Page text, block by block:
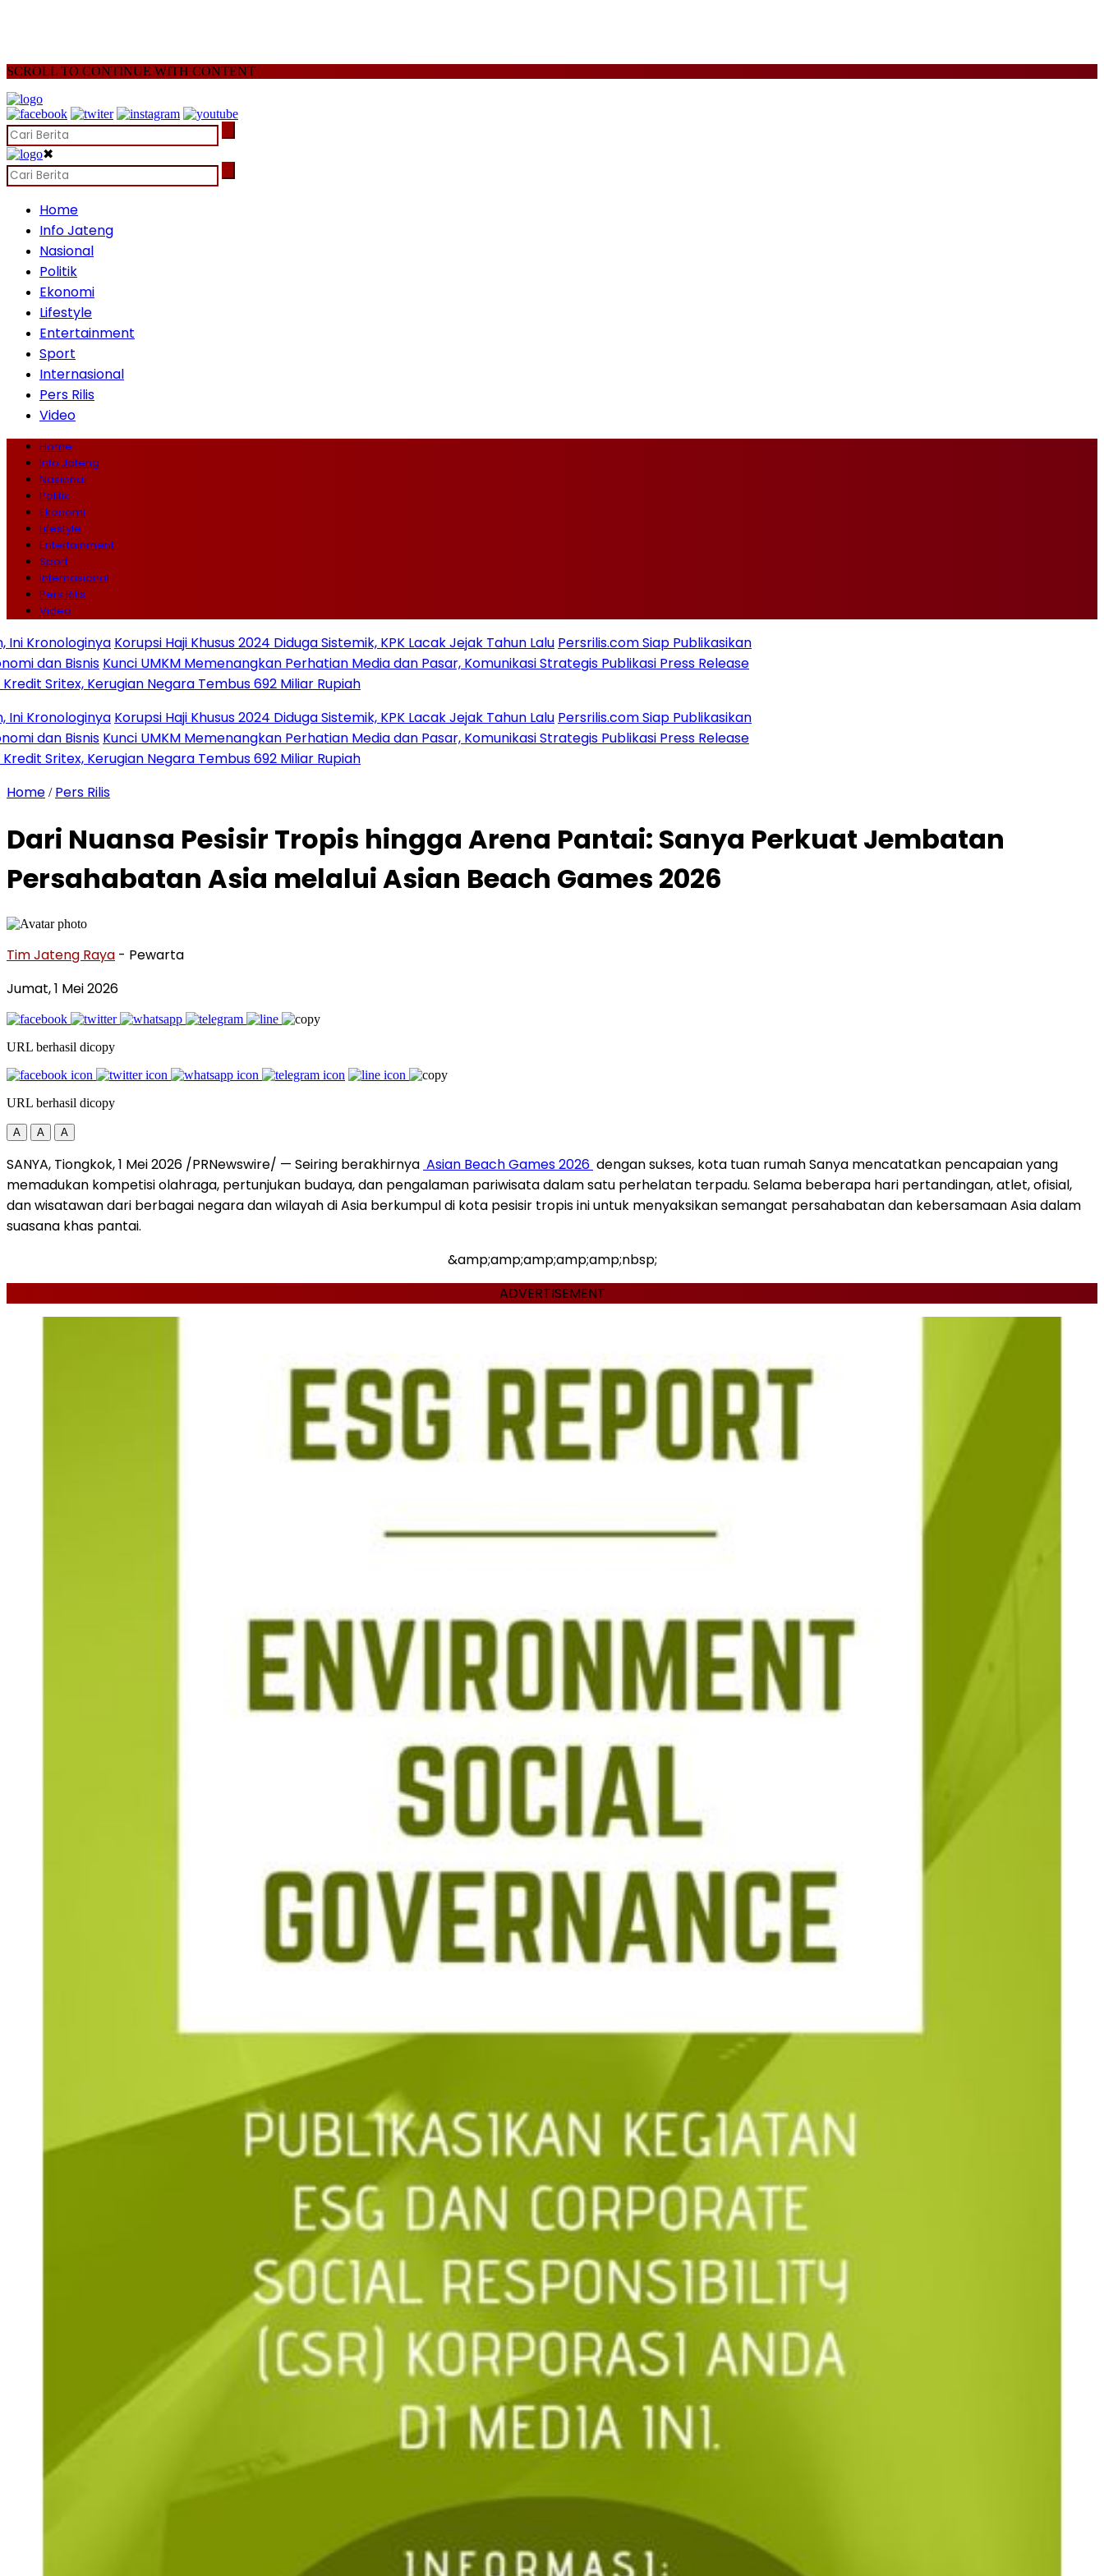
SCROLL TO CONTINUE WITH CONTENT
✖
Home
Info Jateng
Nasional
Politik
Ekonomi
Lifestyle
Entertainment
Sport
Internasional
Pers Rilis
Video
Home
Info Jateng
Nasional
Politik
Ekonomi
Lifestyle
Entertainment
Sport
Internasional
Pers Rilis
Video
Korupsi Haji Khusus 2024 Diduga Sistemik, KPK Lacak Jejak Tahun LaluPersrilis.com Siap Publikasikan
BisnisKunci UMKM Memenangkan Perhatian Media dan Pasar, Komunikasi Strategis Publikasi Press Release
Kerugian Negara Tembus 692 Miliar Rupiah
Korupsi Haji Khusus 2024 Diduga Sistemik, KPK Lacak Jejak Tahun LaluPersrilis.com Siap Publikasikan
BisnisKunci UMKM Memenangkan Perhatian Media dan Pasar, Komunikasi Strategis Publikasi Press Release
Kerugian Negara Tembus 692 Miliar Rupiah
Home / Pers Rilis
Dari Nuansa Pesisir Tropis hingga Arena Pantai: Sanya Perkuat Jembatan
Persahabatan Asia melalui Asian Beach Games 2026
Tim Jateng Raya - Pewarta
Jumat, 1 Mei 2026
URL berhasil dicopy
URL berhasil dicopy
A A A
SANYA, Tiongkok,1 Mei 2026 /PRNewswire/ — Seiring berakhirnya Asian Beach Games 2026 dengan sukses, kota tuan rumah Sanya mencatatkan pencapaian yang
memadukan kompetisi olahraga, pertunjukan budaya, dan pengalaman pariwisata dalam satu perhelatan terpadu. Selama beberapa hari pertandingan, atlet, ofisial,
dan wisatawan dari berbagai negara dan wilayah di Asia berkumpul di kota pesisir tropis ini untuk menyaksikan semangat persahabatan dan kebersamaan Asia dalam
suasana khas pantai.
&amp;amp;amp;amp;amp;nbsp;
ADVERTISEMENT